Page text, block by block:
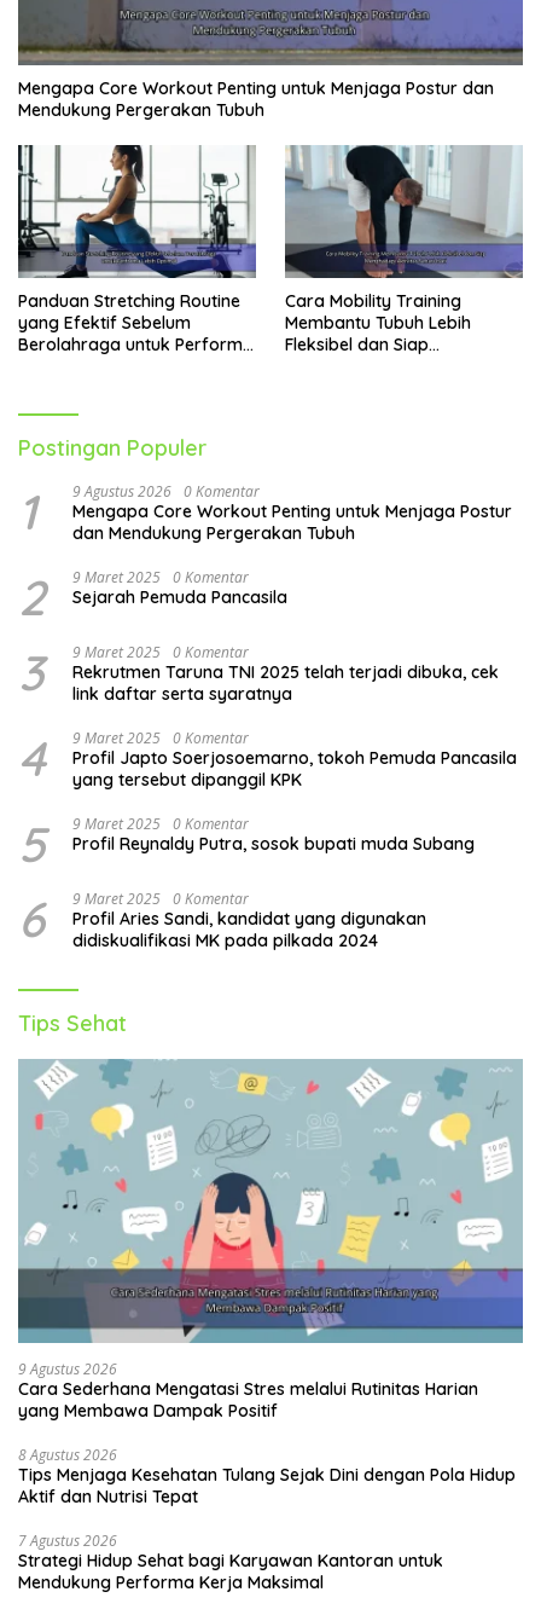
Mengapa Core Workout Penting untuk Menjaga Postur dan
Mendukung Pergerakan Tubuh
Panduan Stretching Routine
yang Efektif Sebelum
Berolahraga untuk Performa
Cara Mobility Training
Membantu Tubuh Lebih
Fleksibel dan Siap
Postingan Populer
1 9 Agustus 2026 0 Komentar
Mengapa Core Workout Penting untuk Menjaga Postur
dan Mendukung Pergerakan Tubuh
2 9 Maret 2025 0 Komentar
Sejarah Pemuda Pancasila
3 9 Maret 2025 0 Komentar
Rekrutmen Taruna TNI 2025 telah terjadi dibuka, cek
link daftar serta syaratnya
4 9 Maret 2025 0 Komentar
Profil Japto Soerjosoemarno, tokoh Pemuda Pancasila
yang tersebut dipanggil KPK
5 9 Maret 2025 0 Komentar
Profil Reynaldy Putra, sosok bupati muda Subang
6 9 Maret 2025 0 Komentar
Profil Aries Sandi, kandidat yang digunakan
didiskualifikasi MK pada pilkada 2024
Tips Sehat
9 Agustus 2026
Cara Sederhana Mengatasi Stres melalui Rutinitas Harian
yang Membawa Dampak Positif
8 Agustus 2026
Tips Menjaga Kesehatan Tulang Sejak Dini dengan Pola Hidup
Aktif dan Nutrisi Tepat
7 Agustus 2026
Strategi Hidup Sehat bagi Karyawan Kantoran untuk
Mendukung Performa Kerja Maksimal